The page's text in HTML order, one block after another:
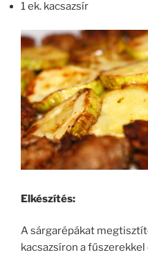
1 ek. kacsazsír
Elkészítés:
A sárgarépákat
kacsazsíron a